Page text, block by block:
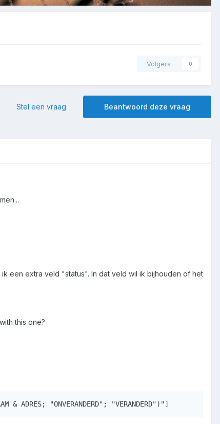
Volgers 0
Beantwoord deze vraag
Stel een vraag
een extra veld "status". In dat veld wil ik bijhouden of het
this one?